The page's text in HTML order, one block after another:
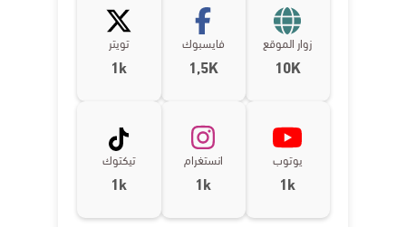
زوار الموقع
10K
فايسبوك
1,5K
تويتر
1k
يوتوب
1k
انستغرام
1k
تيكتوك
1k